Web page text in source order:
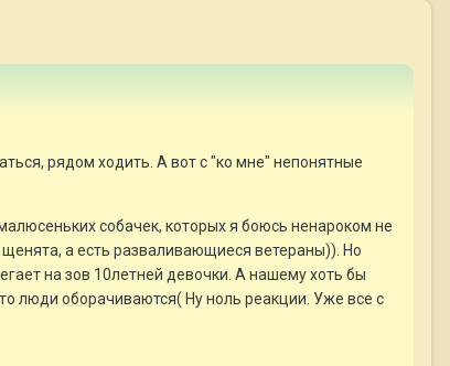
рядом ходить. А вот с "ко мне" непонятные
собачек, которых я боюсь ненароком не
а есть разваливающиеся ветераны)). Но
на зов 10летней девочки. А нашему хоть бы
люди оборачиваются( Ну ноль реакции. Уже все с